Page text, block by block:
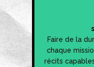
Faire de la
chaque
récits